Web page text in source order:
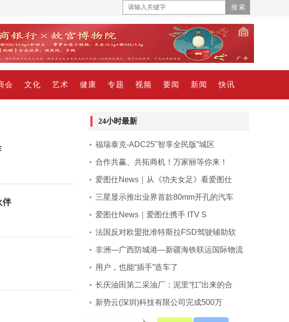
会 文化 艺术 健康 专题 视频 要闻 新闻 快讯
伴
24小时最新
福瑞泰克-ADC25"智享全民版”城区
合作共赢、共拓商机！万家丽等你来！
爱图仕News｜从《功夫女足》看爱图仕
三星显示推出业界首款80mm开孔的汽车
爱图仕News｜爱图仕携手 ITV S
法国反对欧盟批准特斯拉FSD驾驶辅助软
非洲—广西防城港—新疆海铁联运国际物流
用户，也能“插手”造车了
长庆油田第二采油厂：泥里“扛”出来的合
新势云(深圳)科技有限公司完成500万